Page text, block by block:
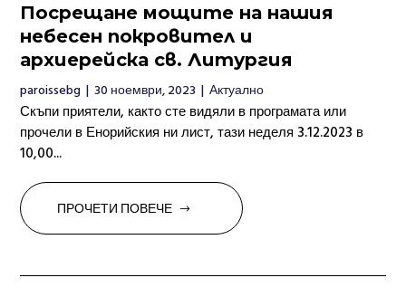
Посрещане мощите на нашия
небесен покровител и
архиерейска св. Литургия
paroissebg | 30 ноември, 2023 | Актуално
Скъпи приятели, както сте видяли в програмата или
прочели в Енорийския ни лист, тази неделя 3.12.2023 в
10,00...
ПРОЧЕТИ ПОВЕЧЕ